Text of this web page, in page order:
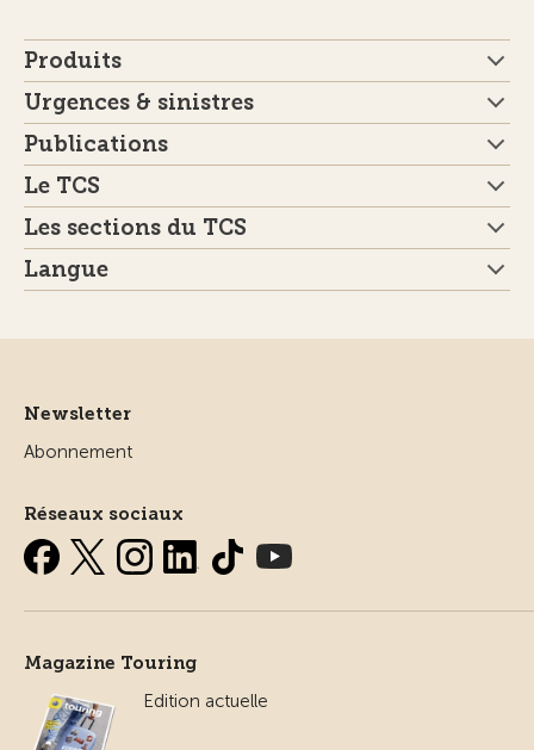
Produits
Urgences & sinistres
Publications
Le TCS
Les sections du TCS
Langue
Newsletter
Abonnement
Réseaux sociaux
Magazine Touring
Edition actuelle